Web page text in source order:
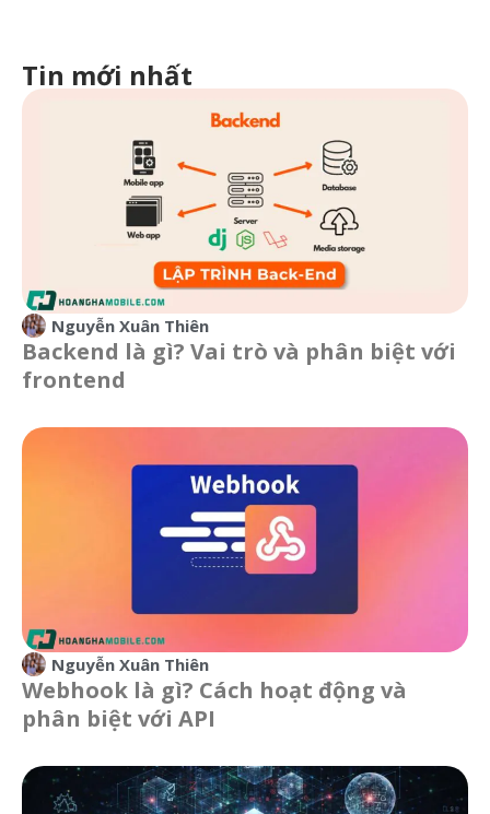
Tin mới nhất
Nguyễn Xuân Thiên
Backend là gì? Vai trò và phân biệt với
frontend
Nguyễn Xuân Thiên
Webhook là gì? Cách hoạt động và
phân biệt với API